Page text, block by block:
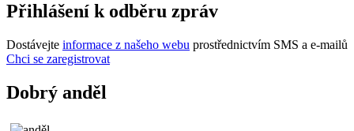
Přihlášení k odběru zpráv
Dostávejte informace z našeho webu prostřednictvím SMS a e-mailů
Chci se zaregistrovat
Dobrý anděl